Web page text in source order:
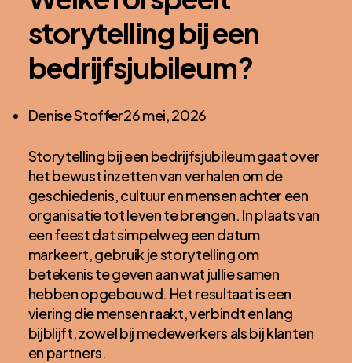
storytelling bij een
bedrijfsjubileum?
Posted
Denise Stoffer26 mei, 2026
Storytelling bij een bedrijfsjubileum gaat over
het bewust inzetten van verhalen om de
geschiedenis, cultuur en mensen achter een
organisatie tot leven te brengen. In plaats van
een feest dat simpelweg een datum
markeert, gebruik je storytelling om
betekenis te geven aan wat jullie samen
hebben opgebouwd. Het resultaat is een
viering die mensen raakt, verbindt en lang
bijblijft, zowel bij medewerkers als bij klanten
en partners.